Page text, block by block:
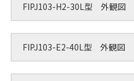
FIPJ103-H2-30L型 外観図
FIPJ103-E2-40L型 外観図